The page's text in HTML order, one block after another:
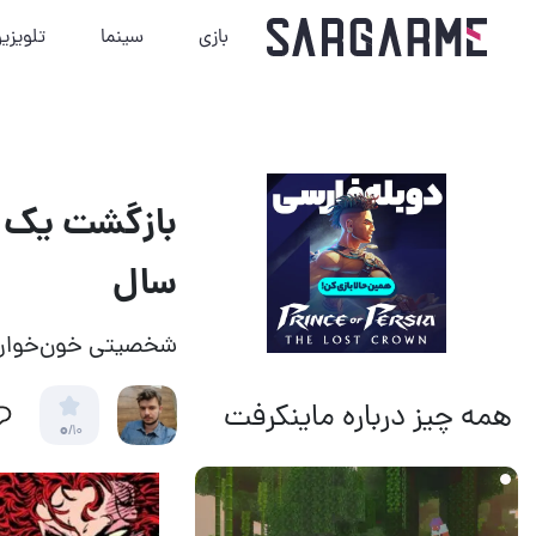
بازی سینما
همه چیز درباره ماینکرفت
1 روز قبل
سال
شخصیتی خون‌خوار
0/10